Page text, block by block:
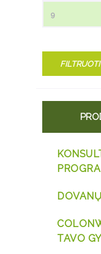
FILTRUOTI
TAVO